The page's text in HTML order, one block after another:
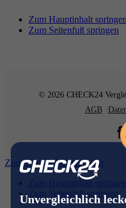
Unvergleichlich
Zum Hauptinhalt springen
Zum Seitenfuß springen
© 2026 CHECK24
AGB
Zum Hauptinhalt springen
Zum Hauptinhalt springen
Zum Seitenfuß springen